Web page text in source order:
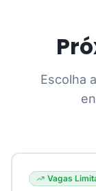
Escolha
Vagas